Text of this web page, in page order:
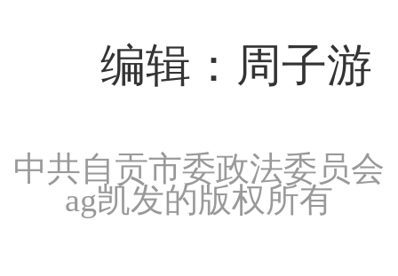
编辑：周子游
中共自贡市委政法委员会
ag凯发的版权所有